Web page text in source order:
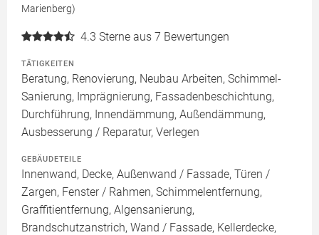
Marienberg)
4.3 Sterne aus 7 Bewertungen
TÄTIGKEITEN
Beratung, Renovierung, Neubau Arbeiten, Schimmel-
Sanierung, Imprägnierung, Fassadenbeschichtung,
Durchführung, Innendämmung, Außendämmung,
Ausbesserung / Reparatur, Verlegen
GEBÄUDETEILE
Innenwand, Decke, Außenwand / Fassade, Türen /
Zargen, Fenster / Rahmen, Schimmelentfernung,
Graffitientfernung, Algensanierung,
Brandschutzanstrich, Wand / Fassade, Kellerdecke,